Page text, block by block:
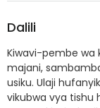
Dalili
Kiwavi-pembe wa
majani,
usiku. Ulaji
vikubwa vya tishu